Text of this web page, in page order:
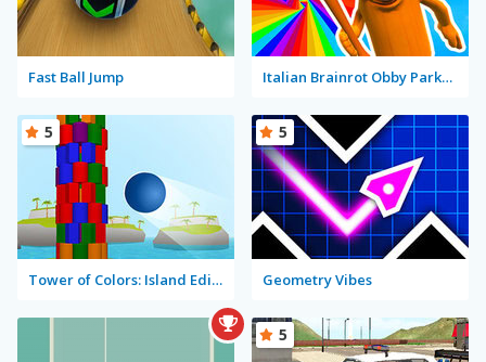
Fast Ball Jump Italian Brainrot Obby Parkour
Tower of Colors: Island Edition
5
Geometry Vibes
5
5